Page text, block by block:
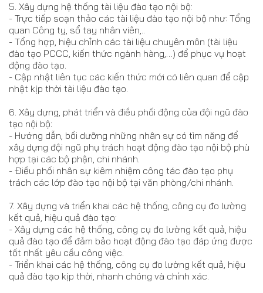
5. Xây dựng hệ thống tài liệu đào tạo nội bộ:
- Trực tiếp soạn thảo các tài liệu đào tạo nội bộ như: Tổng
quan Công ty, sổ tay nhân viên,..
- Tổng hợp, hiệu chỉnh các tài liệu chuyên môn (tài liệu
đào tạo PCCC, kiến thức ngành hàng,…) để phục vụ hoạt
động đào tạo.
- Cập nhật liên tục các kiến thức mới có liên quan để cập
nhật kịp thời tài liệu đào tạo.
6. Xây dựng, phát triển và điều phối động của đội ngũ đào
tạo nội bộ:
- Hướng dẫn, bồi dưỡng những nhân sự có tìm năng để
xây dựng đội ngũ phụ trách hoạt động đào tạo nội bộ phù
hợp tại các bộ phận, chi nhánh.
- Điều phối nhân sự kiêm nhiệm công tác đào tạo phụ
trách các lớp đào tạo nội bộ tại văn phòng/chi nhánh.
7. Xây dựng và triển khai các hệ thống, công cụ đo lường
kết quả, hiệu quả đào tạo:
- Xây dựng các hệ thống, công cụ đo lường kết quả, hiệu
quả đào tạo để đảm bảo hoạt động đào tạo đáp ứng được
tốt nhất yêu cầu công việc.
- Triển khai các hệ thống, công cụ đo lường kết quả, hiệu
quả đào tạo kịp thời, nhanh chóng và chính xác.